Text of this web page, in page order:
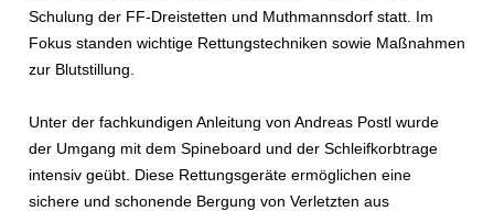
Schulung der FF-Dreistetten und Muthmannsdorf statt. Im
Fokus standen wichtige Rettungstechniken sowie Maßnahmen
zur Blutstillung.
Unter der fachkundigen Anleitung von Andreas Postl wurde
der Umgang mit dem Spineboard und der Schleifkorbtrage
intensiv geübt. Diese Rettungsgeräte ermöglichen eine
sichere und schonende Bergung von Verletzten aus